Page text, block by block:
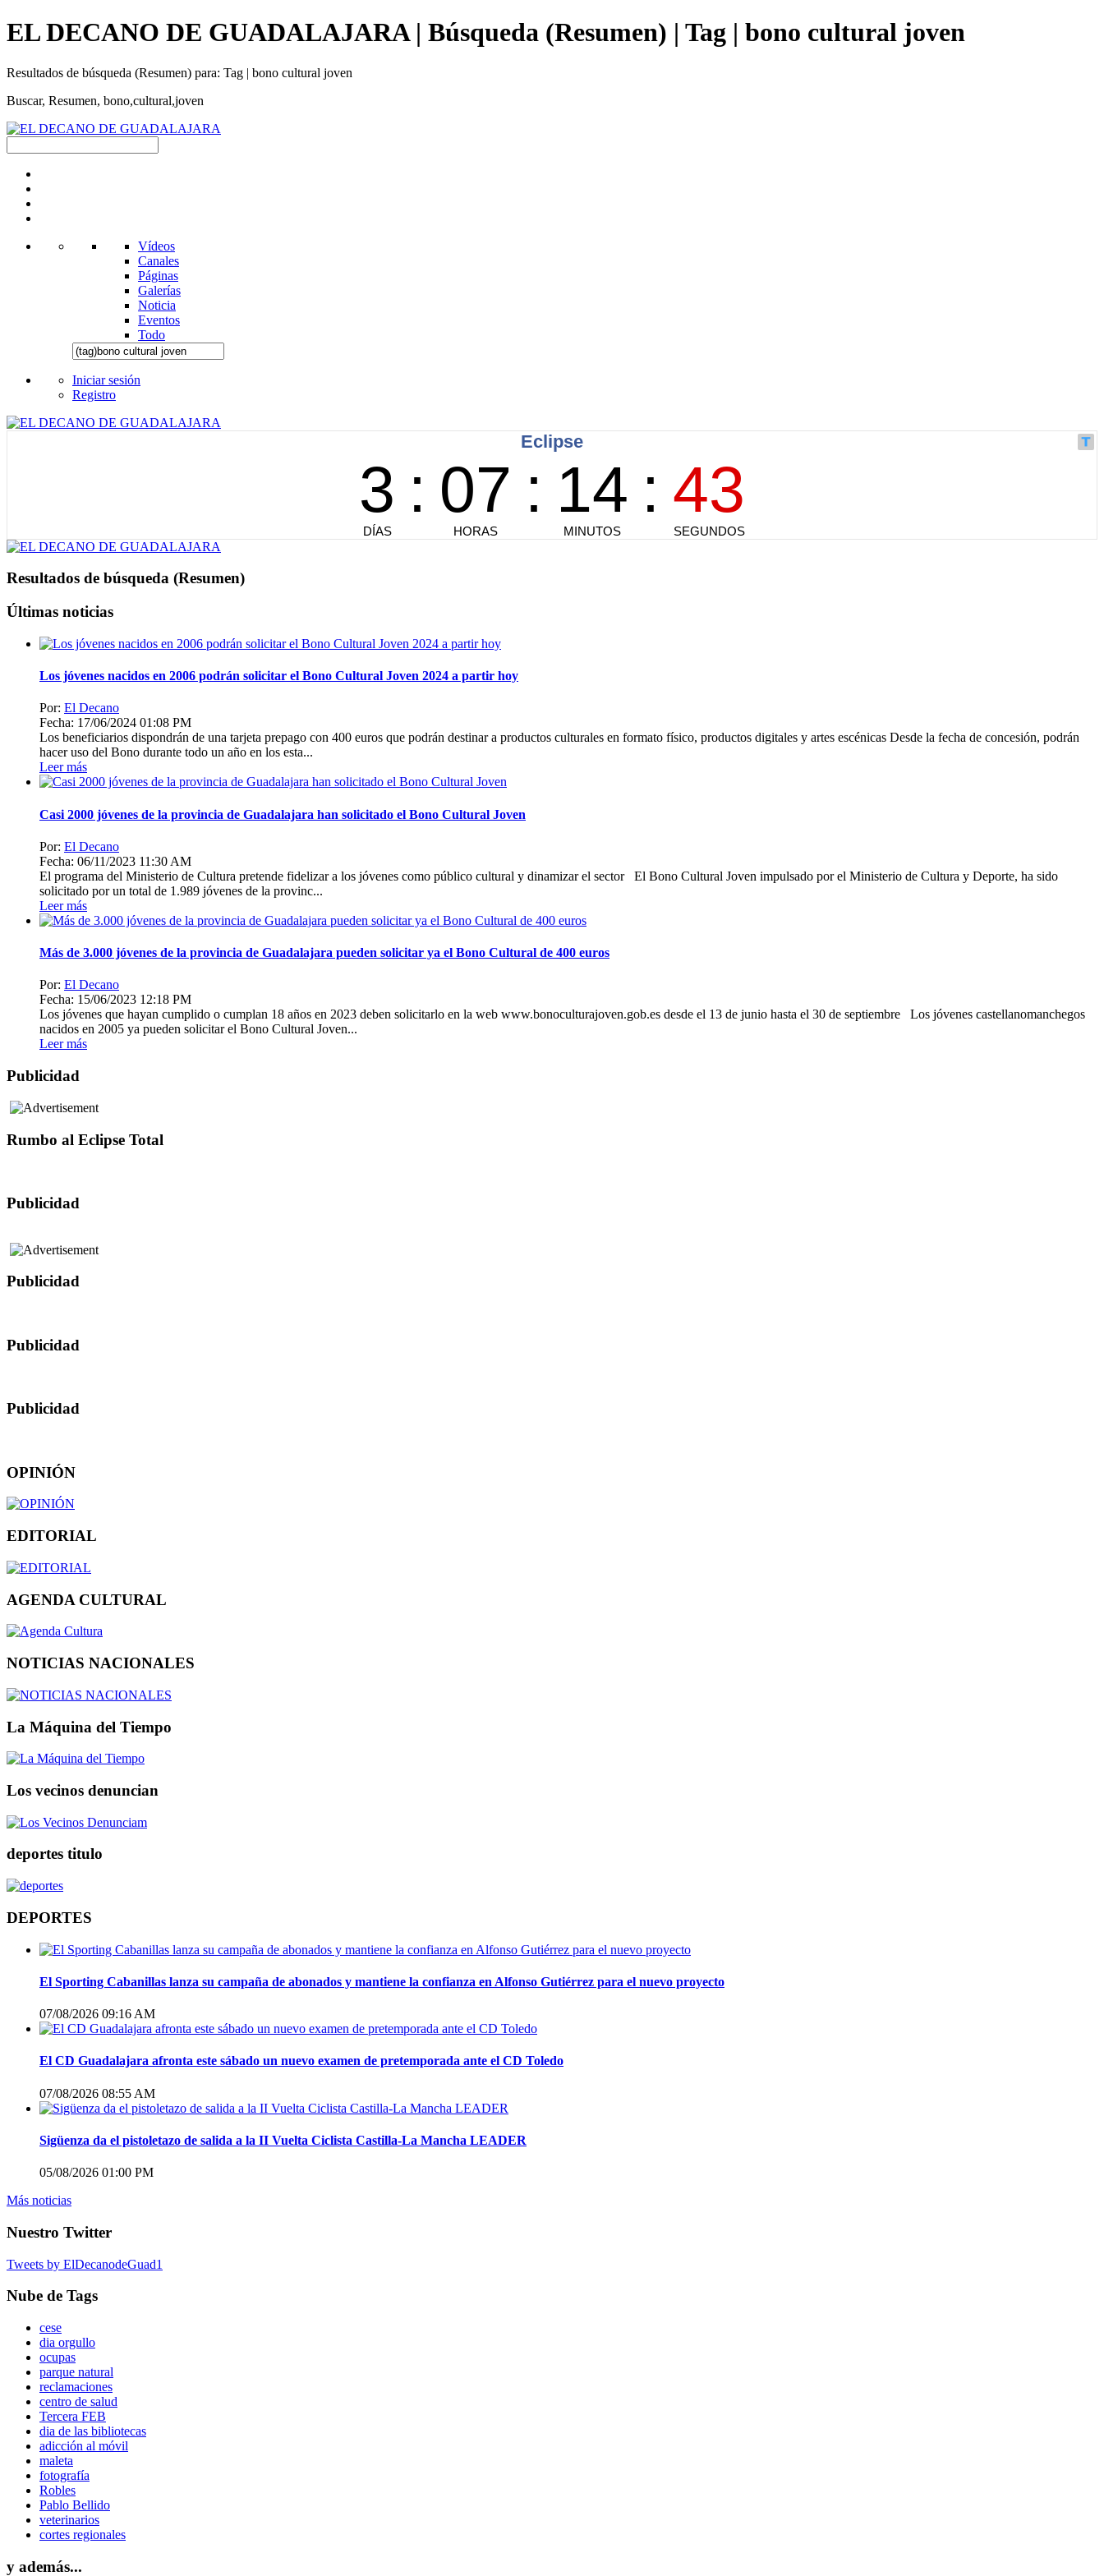
EL DECANO DE GUADALAJARA | Búsqueda (Resumen) | Tag | bono cultural joven
Resultados de búsqueda (Resumen) para: Tag | bono cultural joven
Buscar, Resumen, bono,cultural,joven
Vídeos
Canales
Páginas
Galerías
Noticia
Eventos
Todo
Iniciar sesión
Registro
Resultados de búsqueda (Resumen)
Últimas noticias
Los jóvenes nacidos en 2006 podrán solicitar el Bono Cultural Joven 2024 a partir hoy
Por: El Decano
Fecha: 17/06/2024 01:08 PM
Los beneficiarios dispondrán de una tarjeta prepago con 400 euros que podrán destinar a productos culturales en formato físico, productos digitales y artes escénicas Desde la fecha de concesión, podrán
hacer uso del Bono durante todo un año en los esta...
Leer más
Casi 2000 jóvenes de la provincia de Guadalajara han solicitado el Bono Cultural Joven
Por: El Decano
Fecha: 06/11/2023 11:30 AM
El programa del Ministerio de Cultura pretende fidelizar a los jóvenes como público cultural y dinamizar el sector El Bono Cultural Joven impulsado por el Ministerio de Cultura y Deporte, ha sido
solicitado por un total de 1.989 jóvenes de la provinc...
Leer más
Más de 3.000 jóvenes de la provincia de Guadalajara pueden solicitar ya el Bono Cultural de 400 euros
Por: El Decano
Fecha: 15/06/2023 12:18 PM
Los jóvenes que hayan cumplido o cumplan 18 años en 2023 deben solicitarlo en la web www.bonoculturajoven.gob.es desde el 13 de junio hasta el 30 de septiembre Los jóvenes castellanomanchegos
nacidos en 2005 ya pueden solicitar el Bono Cultural Joven...
Leer más
Publicidad
Rumbo al Eclipse Total
Publicidad
Publicidad
Publicidad
Publicidad
OPINIÓN
EDITORIAL
AGENDA CULTURAL
NOTICIAS NACIONALES
La Máquina del Tiempo
Los vecinos denuncian
deportes titulo
DEPORTES
El Sporting Cabanillas lanza su campaña de abonados y mantiene la confianza en Alfonso Gutiérrez para el nuevo proyecto
07/08/2026 09:16 AM
El CD Guadalajara afronta este sábado un nuevo examen de pretemporada ante el CD Toledo
07/08/2026 08:55 AM
Sigüenza da el pistoletazo de salida a la II Vuelta Ciclista Castilla-La Mancha LEADER
05/08/2026 01:00 PM
Más noticias
Nuestro Twitter
Tweets by ElDecanodeGuad1
Nube de Tags
cese
dia orgullo
ocupas
parque natural
reclamaciones
centro de salud
Tercera FEB
dia de las bibliotecas
adicción al móvil
maleta
fotografía
Robles
Pablo Bellido
veterinarios
cortes regionales
y además...